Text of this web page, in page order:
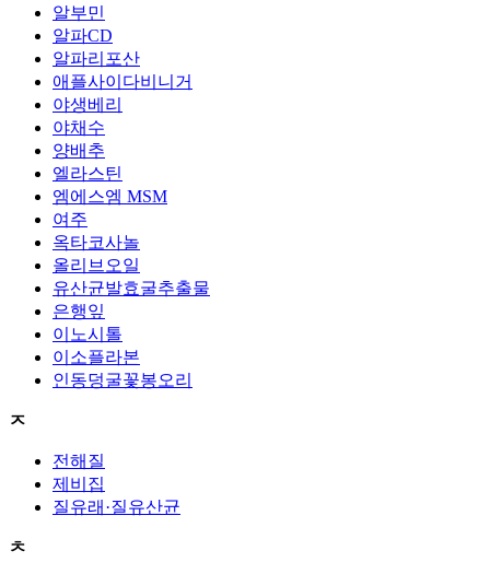
알부민
알파CD
알파리포산
애플사이다비니거
야생베리
야채수
양배추
엘라스틴
엠에스엠 MSM
여주
옥타코사놀
올리브오일
유산균발효굴추출물
은행잎
이노시톨
이소플라본
인동덩굴꽃봉오리
ㅈ
전해질
제비집
질유래·질유산균
ㅊ